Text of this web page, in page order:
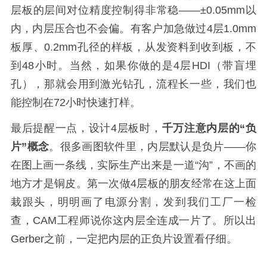
层板的层间对位精度控制得非常稳——±0.05mm以
内，内层压合也不会偏。有客户加急做过4层1.0mm
板厚、0.2mm孔径的样板，从发资料到收到板，不
到48小时。当然，如果你做的是4层HDI（带盲埋
孔），那就会用到激光钻孔，流程长一些，我们也
能控制在72小时快速打样。
最后提醒一点，设计4层板时， 千万注意内层的“负
片”概念。很多画图软件里，内层默认是负片——你
在图上画一条线，实际生产出来是一道“沟”，不画的
地方才是铜皮。第一次做4层板的朋友经常在这上面
栽跟头，明明画了电源分割，发到我们工厂一检
查，CAM工程师说你这内层全连成一片了。所以出
Gerber之前，一定把内层的正负片设置看仔细。